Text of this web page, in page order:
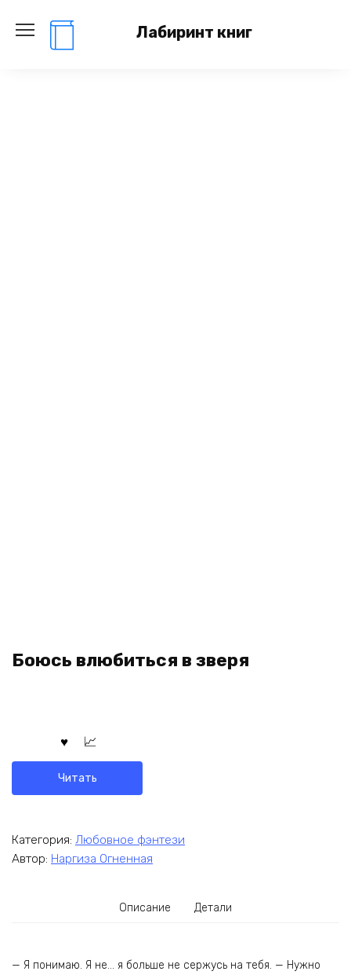
содержанию
Лабиринт книг
Боюсь влюбиться в зверя
Читать
Категория: Любовное фэнтези
Автор: Наргиза Огненная
Описание Детали
— Я понимаю. Я не… я больше не сержусь на тебя. — Нужно